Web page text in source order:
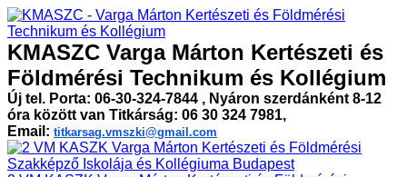
KMASZC Varga Márton Kertészeti és
Földmérési Technikum és Kollégium
Új tel. Porta: 06-30-324-7844 , Nyáron szerdánként 8-12
óra között van Titkárság: 06 30 324 7981,
Email: titkarsag.vmszki@gmail.com